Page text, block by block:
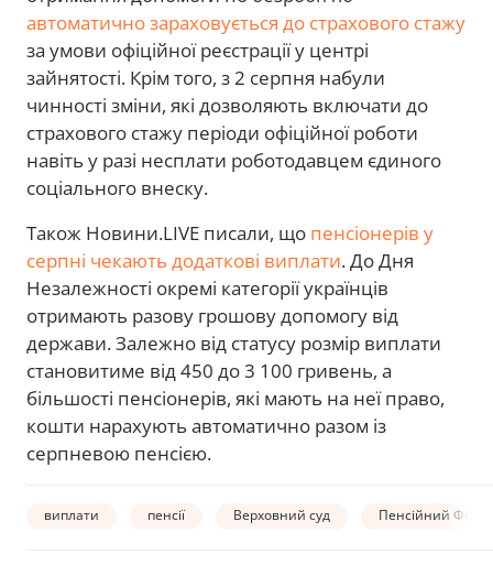
автоматично зараховується до страхового стажу
за умови офіційної реєстрації у центрі
зайнятості. Крім того, з 2 серпня набули
чинності зміни, які дозволяють включати до
страхового стажу періоди офіційної роботи
навіть у разі несплати роботодавцем єдиного
соціального внеску.
Також Новини.LIVE писали, що пенсіонерів у
серпні чекають додаткові виплати. До Дня
Незалежності окремі категорії українців
отримають разову грошову допомогу від
держави. Залежно від статусу розмір виплати
становитиме від 450 до 3 100 гривень, а
більшості пенсіонерів, які мають на неї право,
кошти нарахують автоматично разом із
серпневою пенсією.
виплати пенсії Верховний суд Пенсійний Фонд